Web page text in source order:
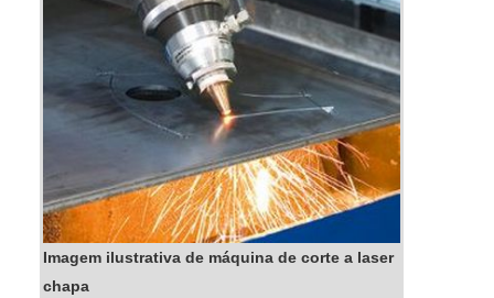
Imagem ilustrativa de máquina de corte a laser
chapa